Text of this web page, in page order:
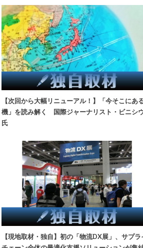
【次回から大幅リニューアル！】「今そこにあ
機」を読み解く 国際ジャーナリスト・ビニシ
氏
【現地取材・独自】初の「物流DX展」、サプラ